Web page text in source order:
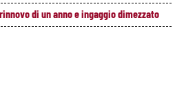
di un anno e ingaggio dimezzato